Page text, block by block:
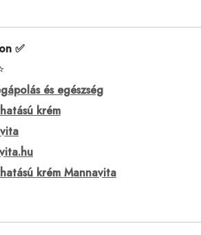
✅
és egészség
krém
krém Mannavita